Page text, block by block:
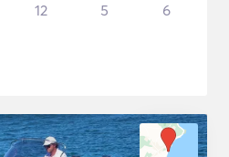
12 5 6